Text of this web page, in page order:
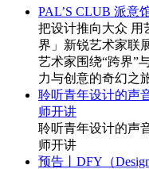
PAL’S CLUB 派意
把设计推向大众 用
界」新锐艺术家联
艺术家围绕“跨界”
力与创意的奇幻之
聆听青年设计的声
师开讲
聆听青年设计的声
师开讲
预告丨DFY（